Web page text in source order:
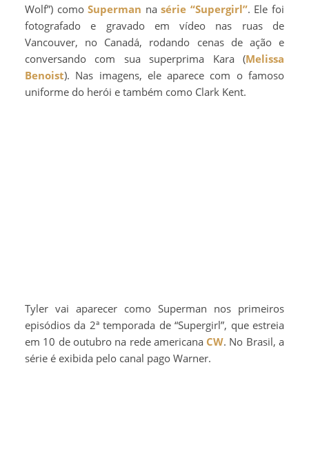
Wolf”) comoSuperman nasérie “Supergirl”. Ele foi
fotografado e gravado em vídeo nas ruas de
Vancouver, no Canadá, rodando cenas de ação e
conversando com sua superprima Kara (Melissa
Benoist). Nas imagens, ele aparece com o famoso
uniforme do herói e também como Clark Kent.
Tyler vai aparecer como Superman nos primeiros
episódios da 2ª temporada de “Supergirl”, que estreia
em 10 de outubro na rede americana CW. No Brasil, a
série é exibida pelo canal pago Warner.